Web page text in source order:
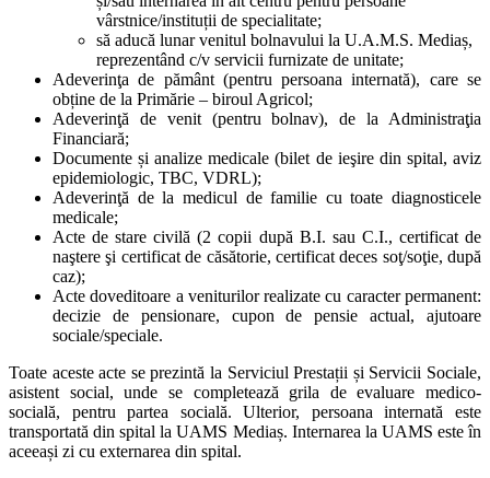
vârstnice/instituții de specialitate;
să aducă lunar venitul bolnavului la U.A.M.S. Mediaș,
reprezentând c/v servicii furnizate de unitate;
Adeverinţa de pământ (pentru persoana internată), care se
obține de la Primărie – biroul Agricol;
Adeverinţă de venit (pentru bolnav), de la Administraţia
Financiară;
Documente și analize medicale (bilet de ieşire din spital, aviz
epidemiologic, TBC, VDRL);
Adeverinţă de la medicul de familie cu toate diagnosticele
medicale;
Acte de stare civilă (2 copii după B.I. sau C.I., certificat de
naştere şi certificat de căsătorie, certificat deces soţ/soţie, după
caz);
Acte doveditoare a veniturilor realizate cu caracter permanent:
decizie de pensionare, cupon de pensie actual, ajutoare
sociale/speciale.
Toate aceste acte se prezintă la Serviciul Prestații și Servicii Sociale,
asistent social, unde se completează grila de evaluare medico-
socială, pentru partea socială. Ulterior, persoana internată este
transportată din spital la UAMS Mediaș. Internarea la UAMS este în
aceeași zi cu externarea din spital.